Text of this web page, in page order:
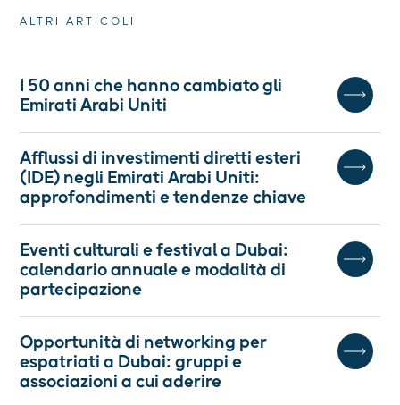
ALTRI ARTICOLI
I 50 anni che hanno cambiato gli
Emirati Arabi Uniti
Afflussi di investimenti diretti esteri
(IDE) negli Emirati Arabi Uniti:
approfondimenti e tendenze chiave
Eventi culturali e festival a Dubai:
calendario annuale e modalità di
partecipazione
Opportunità di networking per
espatriati a Dubai: gruppi e
associazioni a cui aderire